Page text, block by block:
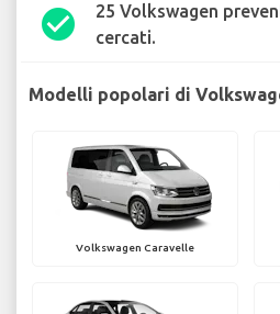
check_circle
25 Volkswagen
cercati.
Modelli popolari di
Volkswagen Caravelle